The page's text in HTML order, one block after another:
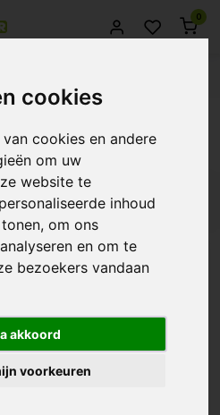
cookies
cookies en andere
om uw
website te
inhoud
om ons
en om te
bezoekers vandaan
akkoord
voorkeuren
0
10m